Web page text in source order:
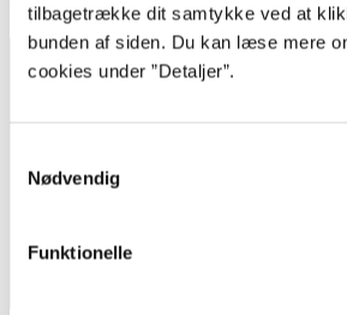
tilbagetrække dit samtykke ved at
bunden af siden. Du kan læse mere
cookies under ”Detaljer”.
Nødvendig
Funktionelle